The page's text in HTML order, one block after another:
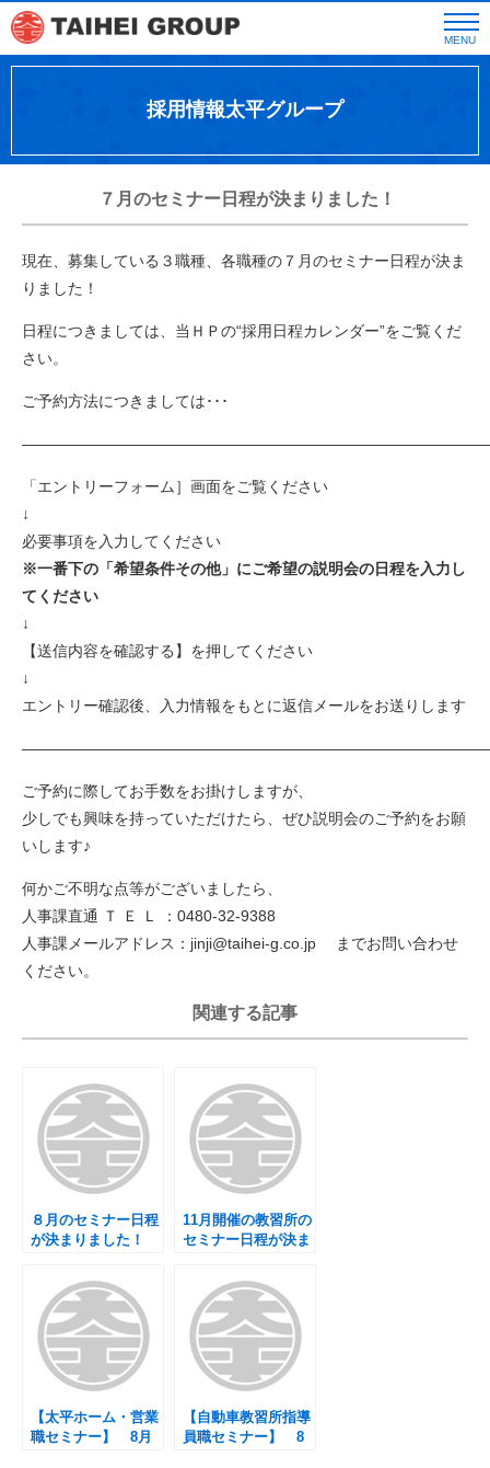
MENU
採用情報太平グループ
７月のセミナー日程が決まりました！
現在、募集している３職種、各職種の７月のセミナー日程が決ま
りました！
日程につきましては、当ＨＰの“採用日程カレンダー”をご覧くだ
さい。
ご予約方法につきましては･･･
「エントリーフォーム］画面をご覧ください
↓
必要事項を入力してください
※一番下の「希望条件その他」にご希望の説明会の日程を入力し
てください
↓
【送信内容を確認する】を押してください
↓
エントリー確認後、入力情報をもとに返信メールをお送りします
ご予約に際してお手数をお掛けしますが、
少しでも興味を持っていただけたら、ぜひ説明会のご予約をお願
いします♪
何かご不明な点等がございましたら、
人事課直通 Ｔ Ｅ Ｌ ：0480-32-9388
人事課メールアドレス：jinji@taihei-g.co.jp までお問い合わせ
ください。
関連する記事
８月のセミナー日程
が決まりました！
11月開催の教習所の
セミナー日程が決ま
【太平ホーム・営業
職セミナー】 8月
【自動車教習所指導
員職セミナー】 8